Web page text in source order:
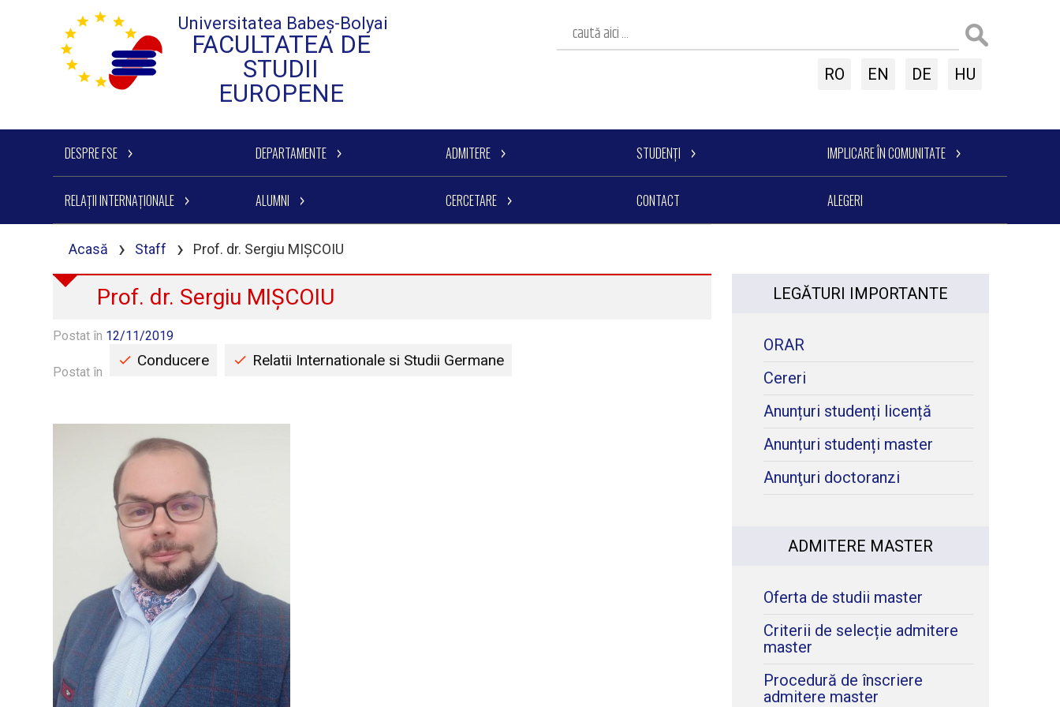
Universitatea Babeș-Bolyai
FACULTATEA DE
STUDII
EUROPENE
RO EN DE HU
DESPRE FSE DEPARTAMENTE ADMITERE STUDENȚI IMPLICARE ÎN COMUNITATE
RELAȚII INTERNAȚIONALE ALUMNI CERCETARE CONTACT ALEGERI
Acasă › Staff › Prof. dr. Sergiu MIȘCOIU
Prof. dr. Sergiu MIȘCOIU
Postat în 12/11/2019
Postat în
Conducere Relatii Internationale si Studii Germane
LEGĂTURI IMPORTANTE
ORAR
Cereri
Anunțuri studenți licență
Anunțuri studenți master
Anunţuri doctoranzi
ADMITERE MASTER
Oferta de studii master
Criterii de selecție admitere
master
Procedură de înscriere
admitere master